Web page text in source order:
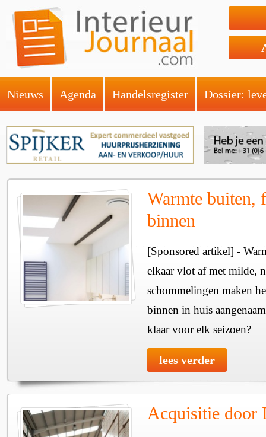
Nieuws Agenda Handelsregister Dossier:
Warmte buiten,
binnen
[Sponsored artikel] -
elkaar vlot af met milde,
schommelingen maken
binnen in huis
klaar voor elk seizoen?
lees verder
Acquisitie door